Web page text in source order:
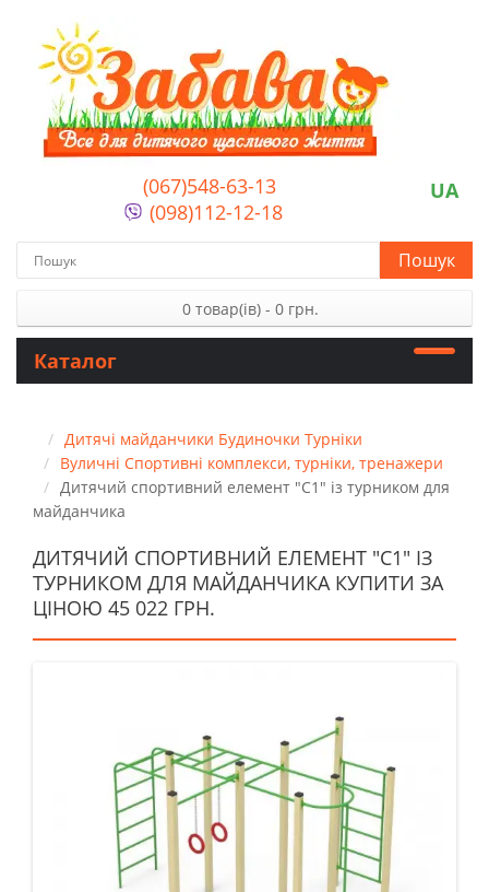
(067)548-63-13
(098)112-12-18
UA
Пошук
0 товар(ів) - 0 грн.
Каталог
Дитячі майданчики Будиночки Турніки
Вуличні Спортивні комплекси, турніки, тренажери
Дитячий спортивний елемент "C1" із турником для
майданчика
ДИТЯЧИЙ СПОРТИВНИЙ ЕЛЕМЕНТ "C1" ІЗ
ТУРНИКОМ ДЛЯ МАЙДАНЧИКА КУПИТИ ЗА
ЦІНОЮ 45 022 ГРН.